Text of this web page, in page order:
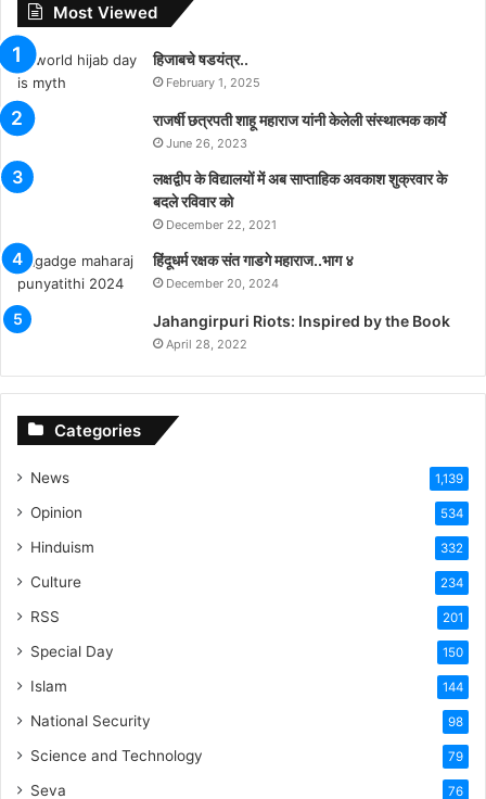
Most Viewed
हिजाबचे षडयंत्र..
February 1, 2025
राजर्षी छत्रपती शाहू महाराज यांनी केलेली संस्थात्मक कार्ये
June 26, 2023
लक्षद्वीप के विद्यालयों में अब साप्ताहिक अवकाश शुक्रवार के
बदले रविवार को
December 22, 2021
हिंदूधर्म रक्षक संत गाडगे महाराज..भाग ४
December 20, 2024
Jahangirpuri Riots: Inspired by the Book
April 28, 2022
Categories
News 1,139
Opinion 534
Hinduism 332
Culture 234
RSS 201
Special Day 150
Islam 144
National Security 98
Science and Technology 79
Seva 76